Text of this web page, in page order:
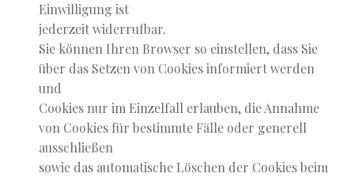
Einwilligung ist
jederzeit widerrufbar.
Sie können Ihren Browser so einstellen, dass Sie
über das Setzen von Cookies informiert werden
und
Cookies nur im Einzelfall erlauben, die Annahme
von Cookies für bestimmte Fälle oder generell
ausschließen
sowie das automatische Löschen der Cookies beim